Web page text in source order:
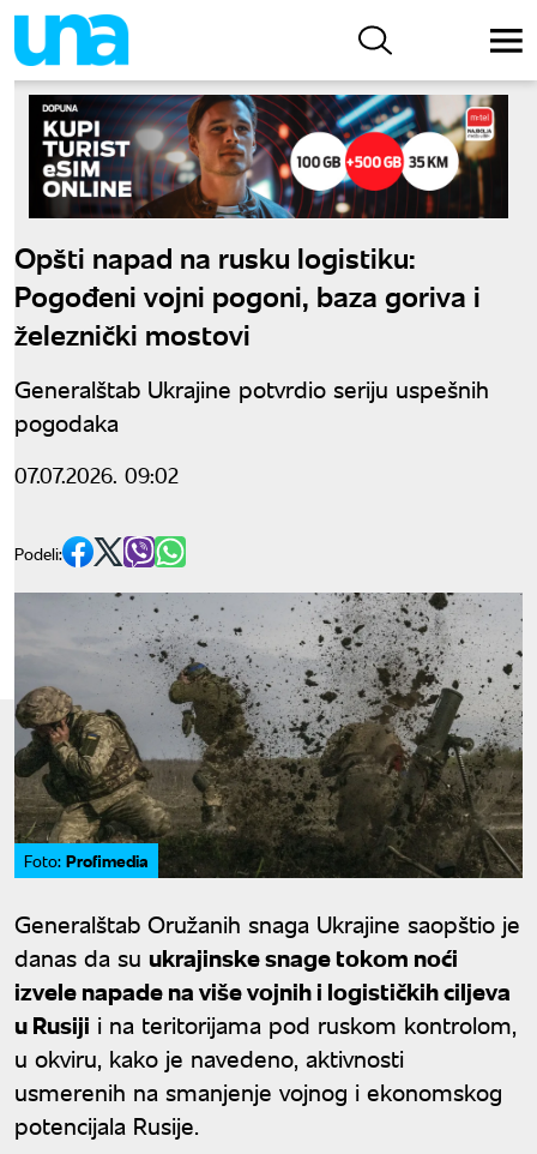
Opšti napad na rusku logistiku:
Pogođeni vojni pogoni, baza goriva i
železnički mostovi
Generalštab Ukrajine potvrdio seriju uspešnih
pogodaka
07.07.2026. 09:02
Podeli:
Foto: Profimedia
Generalštab Oružanih snaga Ukrajine saopštio je
danas da su ukrajinske snage tokom noći
izvele napade na više vojnih i logističkih ciljeva
u Rusiji i na teritorijama pod ruskom kontrolom,
u okviru, kako je navedeno, aktivnosti
usmerenih na smanjenje vojnog i ekonomskog
potencijala Rusije.